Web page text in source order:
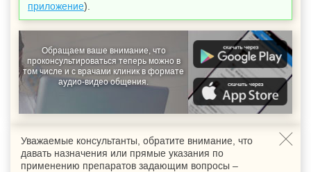
приложение).
Обращаем ваше внимание, что
проконсультироваться теперь можно в
том числе и с врачами клиник в формате
аудио-видео общения.
Уважаемые консультанты, обратите внимание, что
давать назначения или прямые указания по
применению препаратов задающим вопросы –